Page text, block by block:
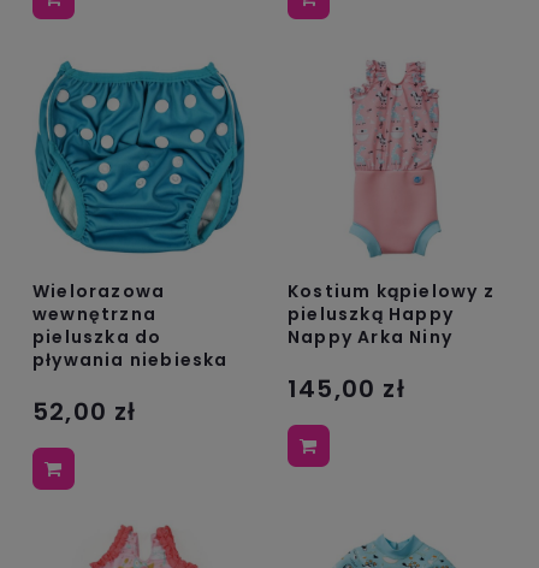
Wielorazowa
wewnętrzna
pieluszka do
pływania niebieska
52,00 zł
Kostium kąpielowy z
pieluszką Happy
Nappy Arka Niny
145,00 zł